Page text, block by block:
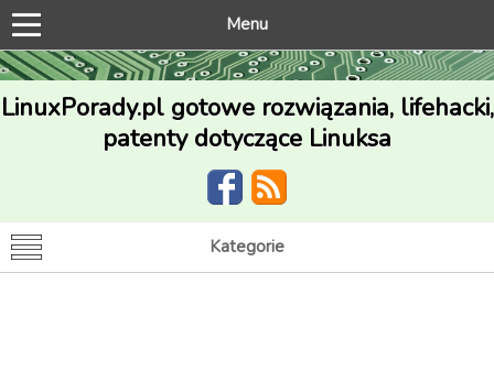
Menu
LinuxPorady.pl gotowe rozwiązania, lifehacki,
patenty dotyczące Linuksa
Kategorie